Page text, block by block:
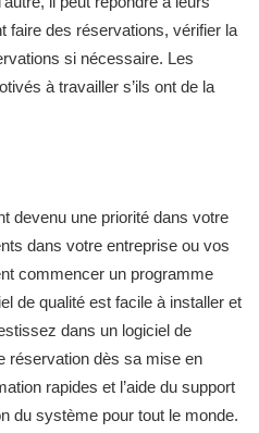
faire des réservations, vérifier la
si nécessaire. Les
à travailler s’ils ont de la
devenu une priorité dans votre
dans votre entreprise ou vos
commencer un programme
de qualité est facile à installer et
dans un logiciel de
réservation dès sa mise en
rapides et l’aide du support
du système pour tout le monde.